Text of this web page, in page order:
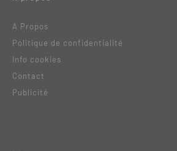
A Propos
Politique de confidentialité
Info cookies
Contact
Publicité